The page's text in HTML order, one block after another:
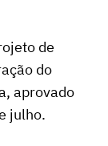
de
do
aprovado
julho.